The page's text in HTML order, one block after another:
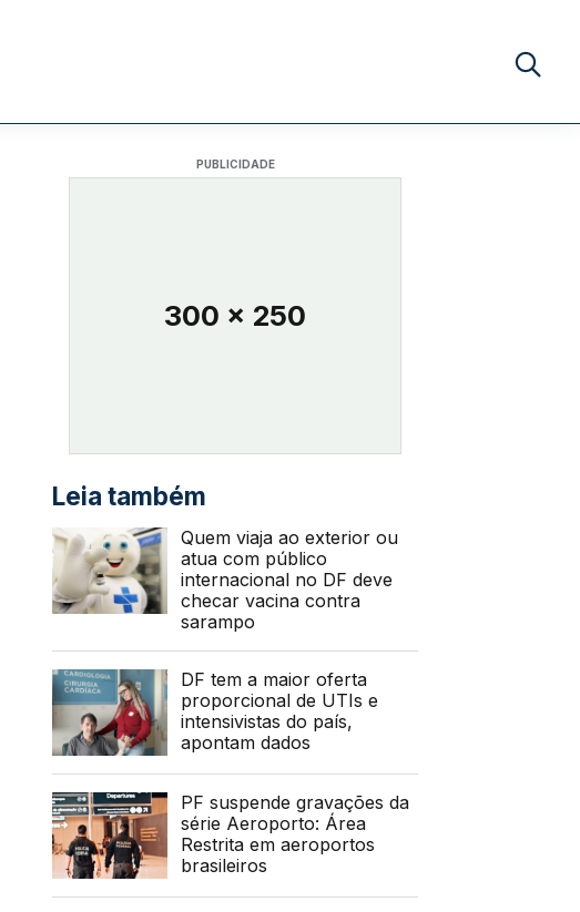
Buscar
PUBLICIDADE
300 x 250
Leia também
Quem viaja ao exterior ou
atua com público
internacional no DF deve
checar vacina contra
sarampo
DF tem a maior oferta
proporcional de UTIs e
intensivistas do país,
apontam dados
PF suspende gravações da
série Aeroporto: Área
Restrita em aeroportos
brasileiros